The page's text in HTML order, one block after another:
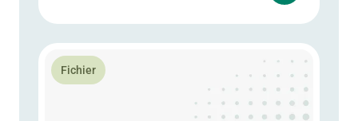
Fichier
En savoir plus Résultats pour le Q1 2025 -